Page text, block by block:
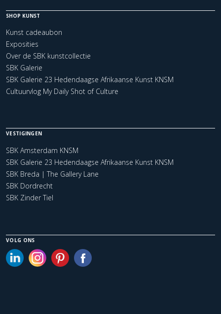
SHOP KUNST
Kunst cadeaubon
Exposities
Over de SBK kunstcollectie
SBK Galerie
SBK Galerie 23 Hedendaagse Afrikaanse Kunst KNSM
Cultuurvlog My Daily Shot of Culture
VESTIGINGEN
SBK Amsterdam KNSM
SBK Galerie 23 Hedendaagse Afrikaanse Kunst KNSM
SBK Breda | The Gallery Lane
SBK Dordrecht
SBK Zinder Tiel
VOLG ONS